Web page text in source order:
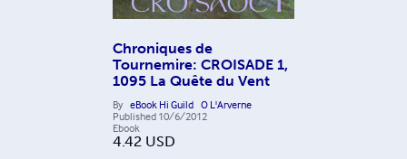
Chroniques de
Tournemire: CROISADE 1,
1095 La Quête du Vent
By eBook Hi Guild O L'Arverne
Published 10/6/2012
Ebook
4.42 USD